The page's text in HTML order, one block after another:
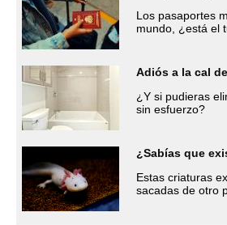
Los pasaportes
mundo, ¿está el
Adiós a la cal
¿Y si pudieras
sin esfuerzo?
¿Sabías que
Estas criaturas
sacadas de otro